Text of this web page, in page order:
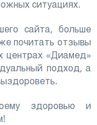
ситуациях.
сайта, больше
почитать отзывы
центрах «Диамед»
подход, а
здоровью и